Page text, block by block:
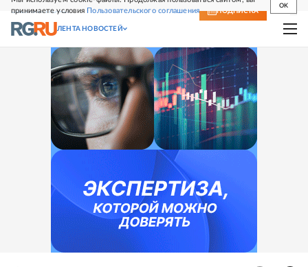
принимаете условия Пользовательского соглашения
OK
СВЕЖИЙ НОМЕР ПОДПИСКА
ЛЕНТА НОВОСТЕЙ